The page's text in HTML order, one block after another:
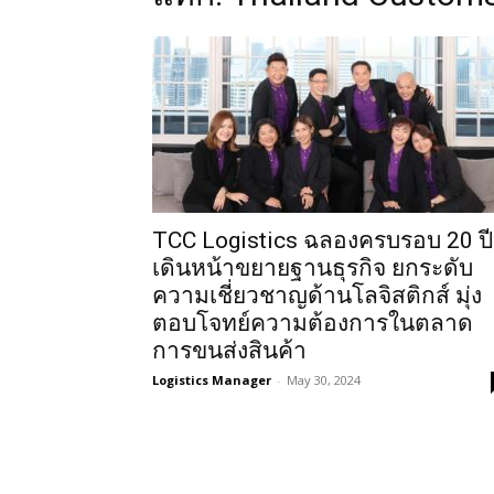
TCC Logistics ฉลองครบรอบ 20 ปี
เดินหน้าขยายฐานธุรกิจ ยกระดับ
ความเชี่ยวชาญด้านโลจิสติกส์ มุ่ง
ตอบโจทย์ความต้องการในตลาด
การขนส่งสินค้า
Logistics Manager - May 30, 2024